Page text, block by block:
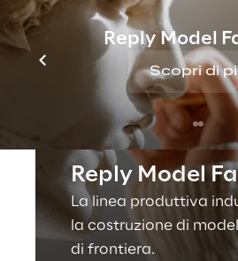
Reply Model
Scopri di
OFFERING
Reply Model
La linea produttiva
la costruzione di
di frontiera.